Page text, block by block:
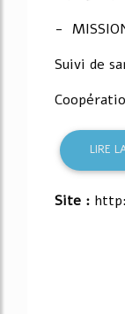
-
Suivi de
LIRE
Site :